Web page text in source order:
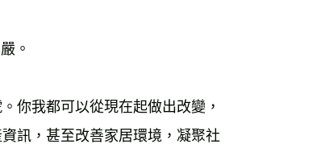
。
你我都可以從現在起做出改變，
訊，甚至改善家居環境，凝聚社